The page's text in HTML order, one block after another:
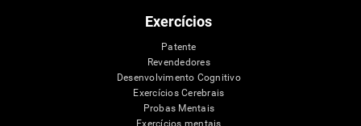
Exercícios
Patente
Revendedores
Desenvolvimento Cognitivo
Exercícios Cerebrais
Probas Mentais